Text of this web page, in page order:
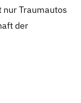
Traumautos
der